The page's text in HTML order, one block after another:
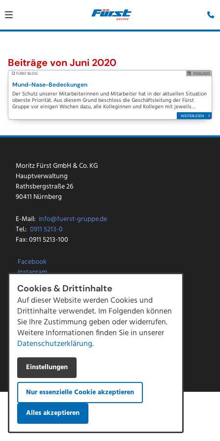
Beiträge von Juni 2020
FÜRST BLOG 30.06.2020
Mund-Nase-Bedeckungen
Der Schutz unserer Mitarbeiterinnen und Mitarbeiter hat in der aktuellen Situation
oberste Priorität. Aus diesem Grund beschloss die Geschäftsleitung der Fürst
Gruppe vor einigen Wochen dazu, alle Kolleginnen und Kollegen mit jeweils
WEITERLESEN
Moritz Fürst GmbH & Co. KG
Hauptverwaltung
Rathsbergstraße 26
90411 Nürnberg
E-Mail: info@fuerst-gruppe.de
Tel.: 0911 5213-0
Fax: 0911 5213-100
Facebook
Instagram
LinkedIn
YouTube
Kontakt
Downloads
Impressum
Datenschutz
AGBs|Compliance
Hinweisgeber Meldestelle
Cookies & Drittinhalte
Auf dieser Website werden Cookies und
Drittinhalte verwendet. Im Folgenden können
Sie Ihre Zustimmung geben oder widerrufen.
Weitere Informationen finden Sie in unserer
Datenschutzerklärung.
Einstellungen
Nur essenzielle Cookie akzeptieren
Alles akzeptieren